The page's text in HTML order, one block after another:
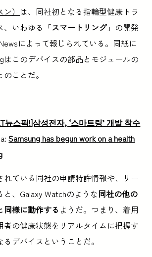
） は、同社初となる指輪型健康トラ
、いわゆる「スマートリング」の開発
によって報じられている。同紙に
はこのデバイスの部品とモジュールの
ことだ。
뉴스픽!]삼성전자, ‘스마트링’ 개발 착수
Samsung has begun work on a health
れている同社の申請特許情報や、リー
、Galaxy Watchのような同社の他の
同様に動作する ようだ。つまり、着用
者の健康状態をリアルタイムに把握す
デバイスということだ。